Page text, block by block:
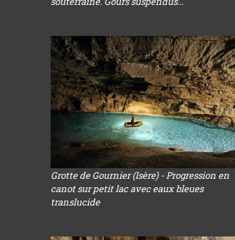
Grotte de Gournier (Isère) - Progression en
canot sur petit lac avec eaux bleues
translucide